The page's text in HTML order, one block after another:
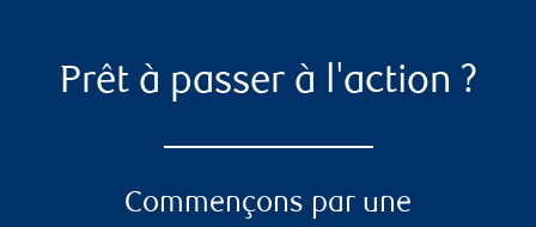
Prêt à passer à l'action ?
Commençons par une